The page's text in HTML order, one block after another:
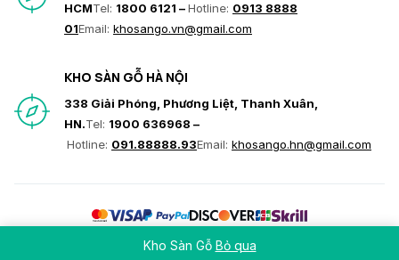
HCMTel: 1800 6121 –Hotline: 0913 8888
01Email: khosango.vn@gmail.com
KHO SÀN GỖ HÀ NỘI
338 Giải Phóng, Phương Liệt, Thanh Xuân,
HN.Tel: 1900 636968 –
Hotline: 091.88888.93Email: khosango.hn@gmail.com
Kho Sàn Gỗ Bỏ qua